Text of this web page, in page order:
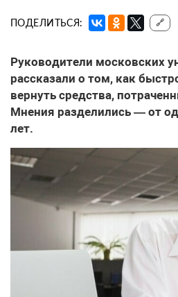
ПОДЕЛИТЬСЯ: 🔗
Руководители московских
рассказали о том, как
вернуть средства,
Мнения разделились — от
лет.